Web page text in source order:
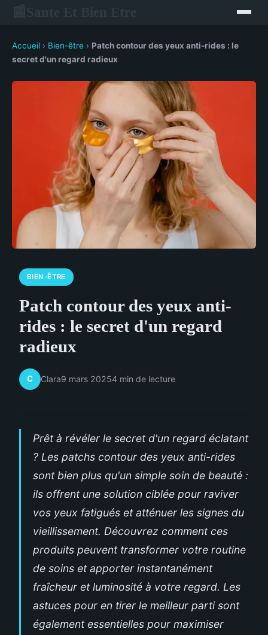
Accueil › Bien-être › Patch contour des yeux anti-rides : le
secret d'un regard radieux
BIEN-ÊTRE
Patch contour des yeux anti-
rides : le secret d'un regard
radieux
C Clara9 mars 20254 min de lecture
Prêt à révéler le secret d'un regard éclatant
? Les patchs contour des yeux anti-rides
sont bien plus qu'un simple soin de beauté :
ils offrent une solution ciblée pour raviver
vos yeux fatigués et atténuer les signes du
vieillissement. Découvrez comment ces
produits peuvent transformer votre routine
de soins et apporter instantanément
fraîcheur et luminosité à votre regard. Les
astuces pour en tirer le meilleur parti sont
également essentielles pour maximiser